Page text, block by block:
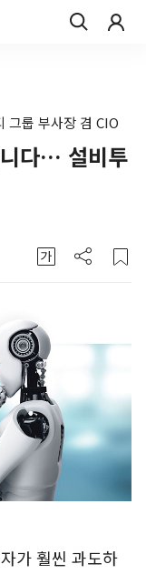
룹 부사장 겸 CIO
다… 설비투
가 훨씬 과도하